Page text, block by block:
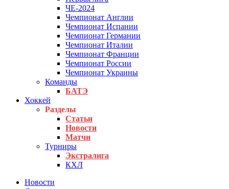
ЧЕ-2024
Чемпионат Англии
Чемпионат Испании
Чемпионат Германии
Чемпионат Италии
Чемпионат Франции
Чемпионат России
Чемпионат Украины
Команды
БАТЭ
Хоккей
Разделы
Статьи
Новости
Матчи
Турниры
Экстралига
КХЛ
Новости